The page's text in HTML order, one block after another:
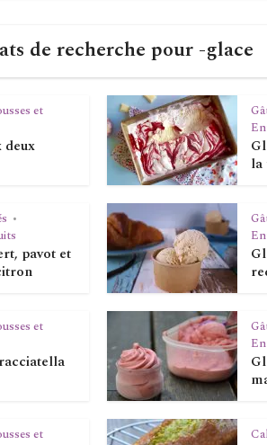
de recherche pour -glace
et
deux
la
•
pavot et
et
et